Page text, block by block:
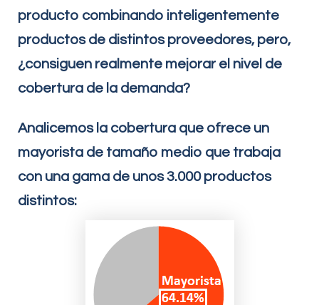
producto combinando inteligentemente
productos de distintos proveedores, pero,
¿consiguen realmente mejorar el nivel de
cobertura de la demanda?
Analicemos la cobertura que ofrece un
mayorista de tamaño medio que trabaja
con una gama de unos 3.000 productos
distintos: